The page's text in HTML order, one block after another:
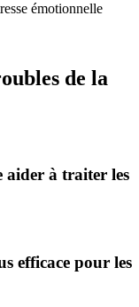
émotionnelle
de la
aider à traiter les
efficace pour les